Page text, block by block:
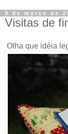
9 de março de
Visitas de
Olha que idéia